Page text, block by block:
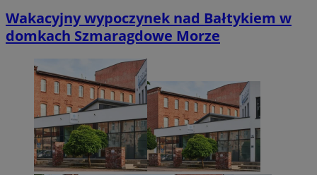
Wakacyjny wypoczynek nad Bałtykiem w
domkach Szmaragdowe Morze